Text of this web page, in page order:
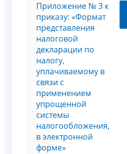
Приложение № 3 к
приказу: «Формат
представления
налоговой
декларации по
налогу,
уплачиваемому в
связи с
применением
упрощенной
системы
налогообложения,
в электронной
форме»